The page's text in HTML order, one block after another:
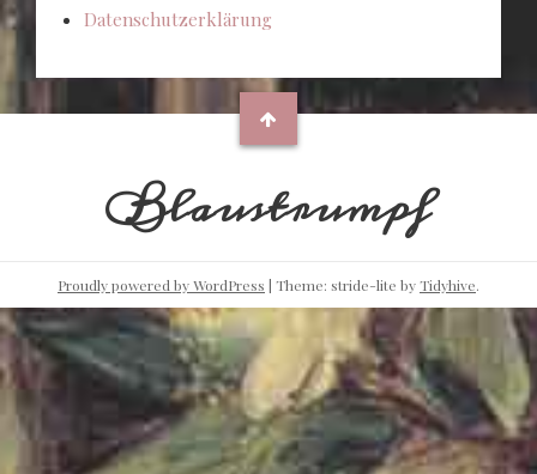
Datenschutzerklärung
Blaustrumpf
Proudly powered by WordPress | Theme: stride-lite byTidyhive.